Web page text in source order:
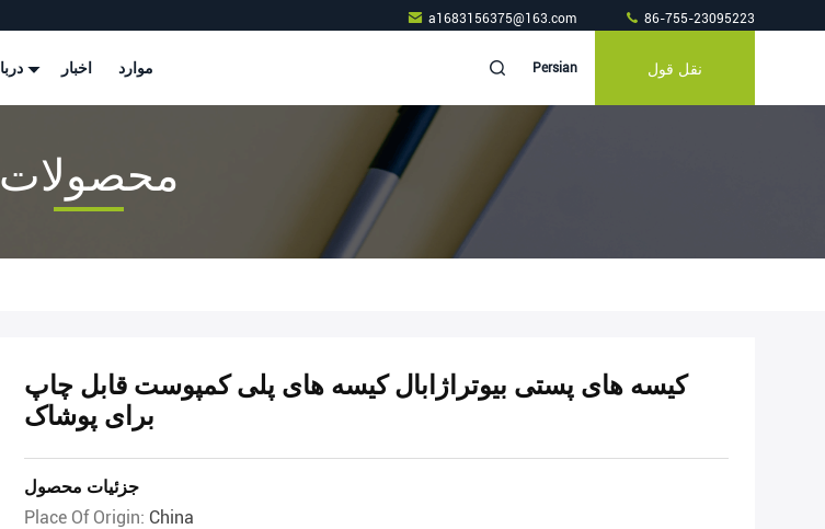
a1683156375@163.com 86-755-23095223
اخبار موارد Persian نقل قول
محصولات
کیسه های پستی بیوتراژابال کیسه های پلی کمپوست قابل چاپ
برای پوشاک
جزئیات محصول
Place Of Origin: China